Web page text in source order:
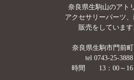
奈良県生駒山のアト
アクセサリーパーツ
販売をしています
奈良県生駒市門前
tel 0743-25-3888
時間 13：00～16